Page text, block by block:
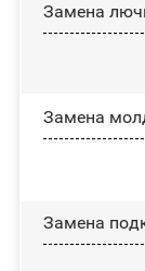
Замена
Замена
Замена